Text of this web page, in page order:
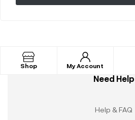
Shop My Account
Need Help
Help & FAQ